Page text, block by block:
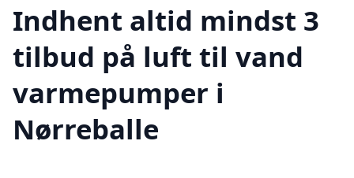
Indhent altid mindst 3
tilbud på luft til vand
varmepumper i
Nørreballe